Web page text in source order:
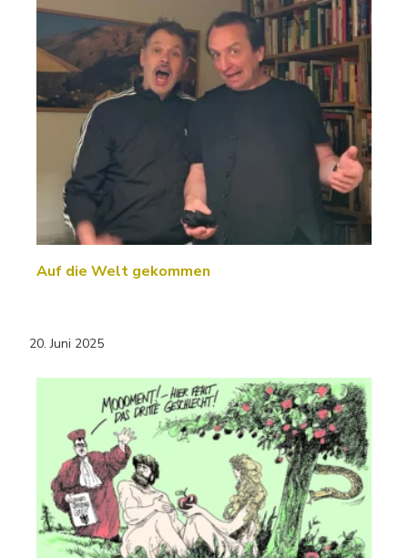
Auf die Welt gekommen
20. Juni 2025